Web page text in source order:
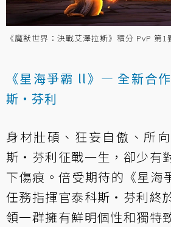
《魔獸世界：決戰艾澤拉斯》積分 PvP 第1
《星海爭霸 ll》— 全新合
斯‧芬利
身材壯碩、狂妄自傲、所
斯‧芬利征戰一生，卻少有
下傷痕。倍受期待的《星海
任務指揮官泰科斯‧芬利終
領一群擁有鮮明個性和獨特